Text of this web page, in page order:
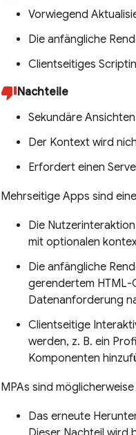
Vorwiegend
Die anfängliche
Clientseitiges
Nachteile
Sekundäre
Der Kontext wird
Erfordert einen
Mehrseitige Apps sind
Die
mit optionalen
Die anfängliche
gerendertem HTML-
Datenanforderung
Clientseitige
werden, z. B. ein
Komponenten
MPAs sind
Das erneute